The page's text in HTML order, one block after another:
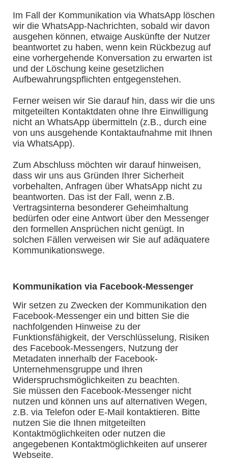
Im Fall der Kommunikation via WhatsApp löschen
wir die WhatsApp-Nachrichten, sobald wir davon
ausgehen können, etwaige Auskünfte der Nutzer
beantwortet zu haben, wenn kein Rückbezug auf
eine vorhergehende Konversation zu erwarten ist
und der Löschung keine gesetzlichen
Aufbewahrungspflichten entgegenstehen.
Ferner weisen wir Sie darauf hin, dass wir die uns
mitgeteilten Kontaktdaten ohne Ihre Einwilligung
nicht an WhatsApp übermitteln (z.B., durch eine
von uns ausgehende Kontaktaufnahme mit Ihnen
via WhatsApp).
Zum Abschluss möchten wir darauf hinweisen,
dass wir uns aus Gründen Ihrer Sicherheit
vorbehalten, Anfragen über WhatsApp nicht zu
beantworten. Das ist der Fall, wenn z.B.
Vertragsinterna besonderer Geheimhaltung
bedürfen oder eine Antwort über den Messenger
den formellen Ansprüchen nicht genügt. In
solchen Fällen verweisen wir Sie auf adäquatere
Kommunikationswege.
Kommunikation via Facebook-Messenger
Wir setzen zu Zwecken der Kommunikation den
Facebook-Messenger ein und bitten Sie die
nachfolgenden Hinweise zu der
Funktionsfähigkeit, der Verschlüsselung, Risiken
des Facebook-Messengers, Nutzung der
Metadaten innerhalb der Facebook-
Unternehmensgruppe und Ihren
Widerspruchsmöglichkeiten zu beachten.
Sie müssen den Facebook-Messenger nicht
nutzen und können uns auf alternativen Wegen,
z.B. via Telefon oder E-Mail kontaktieren. Bitte
nutzen Sie die Ihnen mitgeteilten
Kontaktmöglichkeiten oder nutzen die
angegebenen Kontaktmöglichkeiten auf unserer
Webseite.